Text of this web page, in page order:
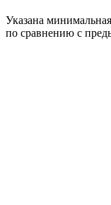
Указана
по сравнению с